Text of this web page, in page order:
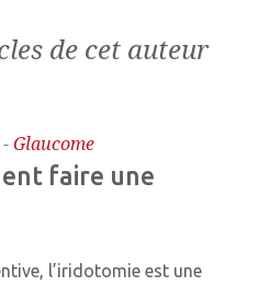
de cet auteur
-Glaucome
faire une
l’iridotomie est une